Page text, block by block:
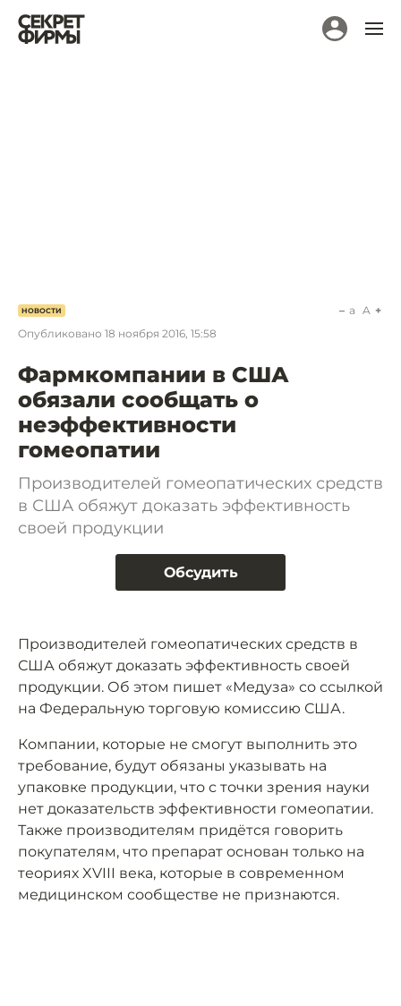
НОВОСТИ
Опубликовано 18 ноября 2016, 15:58
a A
Фармкомпании в США
обязали сообщать о
неэффективности
гомеопатии
Производителей гомеопатических средств
в США обяжут доказать эффективность
своей продукции
Обсудить
Производителей гомеопатических средств в
США обяжут доказать эффективность своей
продукции. Об этом пишет «Медуза» со ссылкой
на Федеральную торговую комиссию США.
Компании, которые не смогут выполнить это
требование, будут обязаны указывать на
упаковке продукции, что с точки зрения науки
нет доказательств эффективности гомеопатии.
Также производителям придётся говорить
покупателям, что препарат основан только на
теориях XVIII века, которые в современном
медицинском сообществе не признаются.